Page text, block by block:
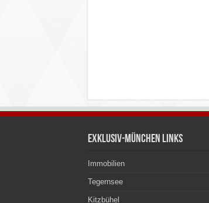
Exklusiv-München Links
Immobilien
Tegernsee
Kitzbühel